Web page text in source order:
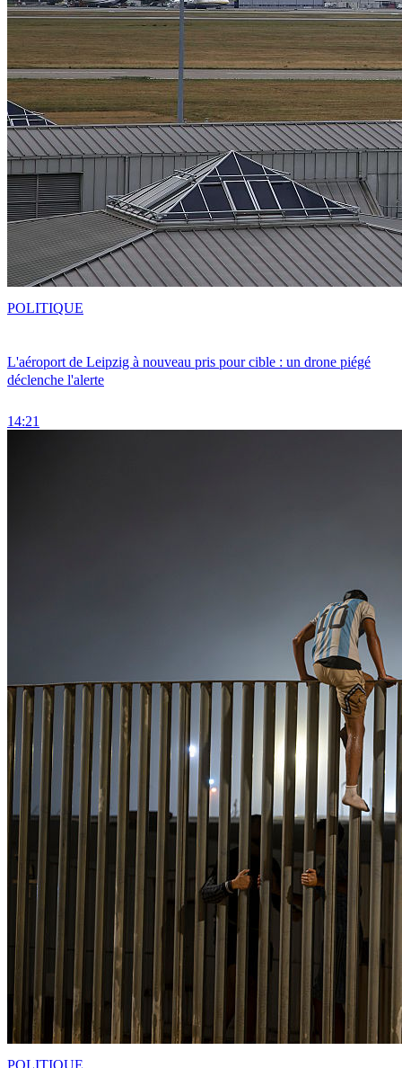
L'aéroport de Leipzig à nouveau pris pour cible : un drone piégé
déclenche l'alerte
14:21
POLITIQUE
POLITIQUE